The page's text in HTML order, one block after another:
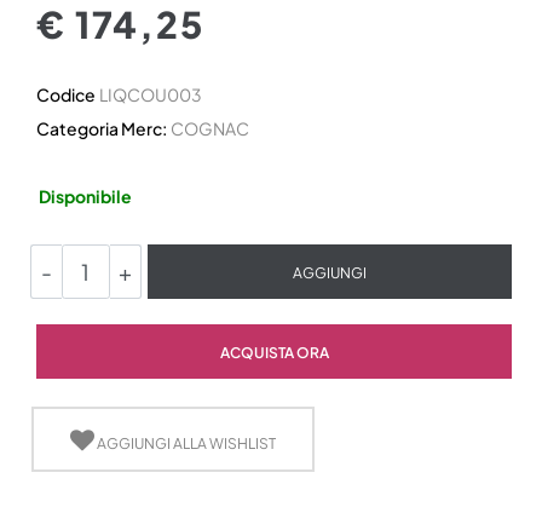
€ 174,25
Codice LIQCOU003
Categoria Merc: COGNAC
Disponibile
AGGIUNGI
ACQUISTA ORA
AGGIUNGI ALLA WISHLIST